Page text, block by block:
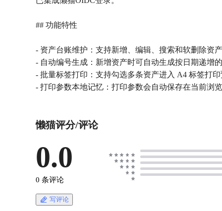
## 功能特性
- 资产台账维护：支持新增、编辑、搜索和软删除资
- 自动编号生成：新增资产时可自动生成按日期递增
- 批量标签打印：支持勾选多条资产进入 A4 标签打
- 打印参数本地记忆：打印参数会自动保存在当前浏
懒猫评分/评论
0.0
0 条评论
写评论